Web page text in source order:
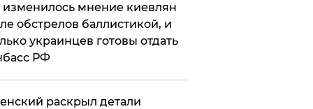
изменилось мнение киевлян
обстрелов баллистикой, и
украинцев готовы отдать
РФ
раскрыл детали